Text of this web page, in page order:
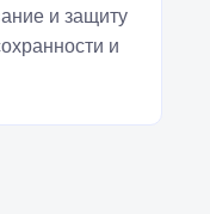
и защиту
и